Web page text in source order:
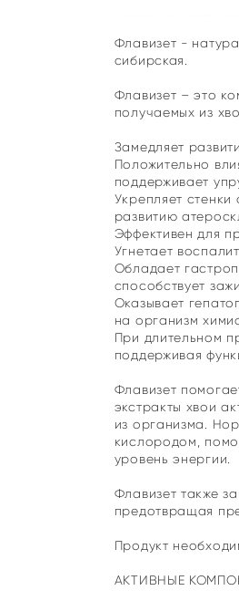
Флавизет -
сибирская.
Флавизет – это
получаемых из
Замедляет
Положительно
поддерживает
Укрепляет
развитию
Эффективен для
Угнетает
Обладает
способствует
Оказывает
на организм
При длительном
поддерживая
Флавизет
экстракты хвои
из организма.
кислородом,
уровень энергии.
Флавизет также
предотвращая
Продукт
АКТИВНЫЕ